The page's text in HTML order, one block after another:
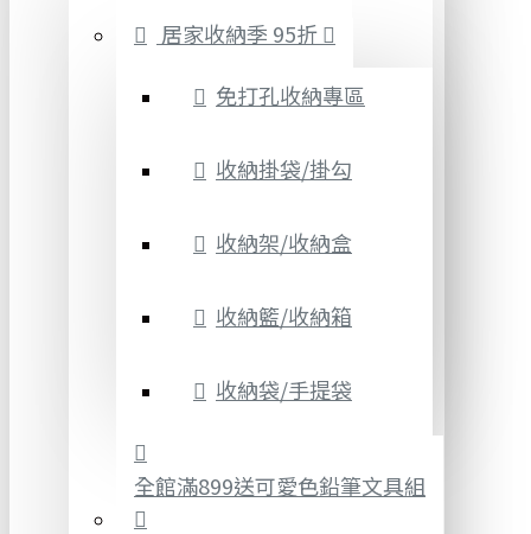
居家收納季 95折
免打孔收納專區
收納掛袋/掛勾
收納架/收納盒
收納籃/收納箱
收納袋/手提袋
全館滿899送可愛色鉛筆文具組